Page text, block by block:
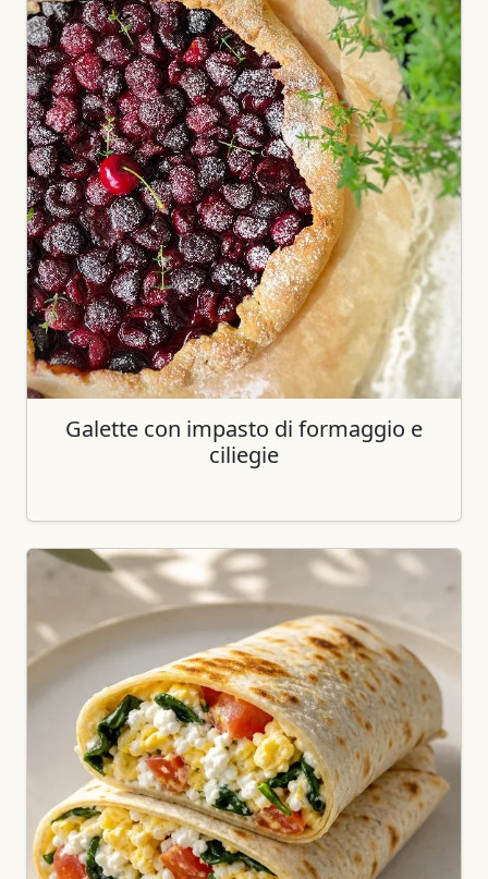
Galette con impasto di formaggio e
ciliegie